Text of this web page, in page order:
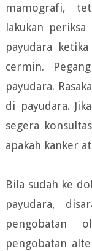
mamografi,
lakukan
payudara
cermin.
payudara.
di payudara.
segera
apakah kanker
Bila sudah ke
payudara,
pengobatan
pengobatan